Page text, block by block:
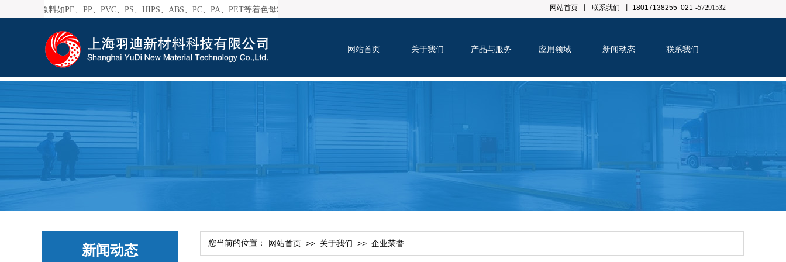
原料如PE、PP、PVC、PS、HIPS、ABS、PC、PA、PET等着色母粒、全生物降解色母粒以及各种功能母粒，适用于注塑、吹塑、挤塑、抽丝、涂布等加工工艺中的塑料着色，公司现有色母粒品种4800余种，年产
外超2000家客户。
网站首页 联系我们 18017138255 021--57291532
网站首页 关于我们 产品与服务 应用领域 新闻动态 联系我们
您当前的位置： 网站首页 >> 关于我们 >> 企业荣誉
新闻动态